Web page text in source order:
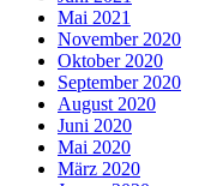
Mai 2021
November 2020
Oktober 2020
September 2020
August 2020
Juni 2020
Mai 2020
März 2020